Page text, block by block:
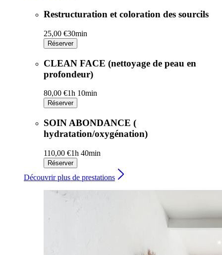
Restructuration et coloration des sourcils
25,00 €30min
Réserver
CLEAN FACE (nettoyage de peau en
profondeur)
80,00 €1h 10min
Réserver
SOIN ABONDANCE (
hydratation/oxygénation)
110,00 €1h 40min
Réserver
Découvrir plus de prestations